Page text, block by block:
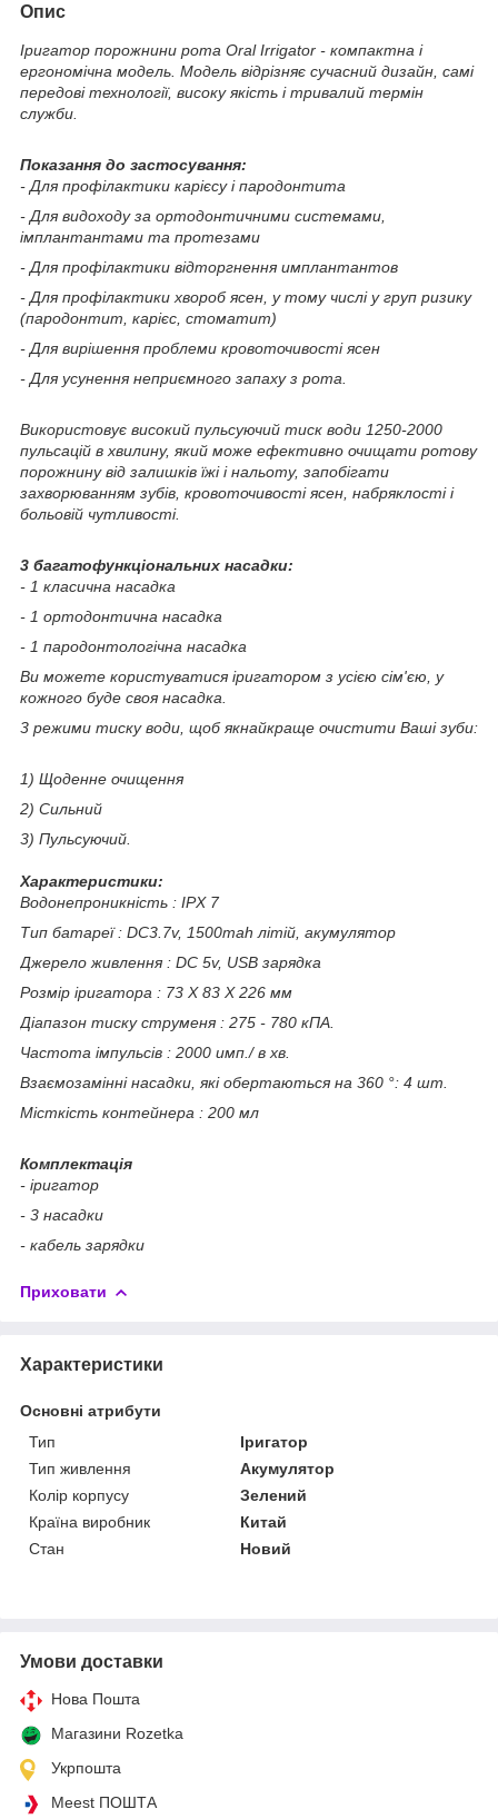
Опис
Іригатор порожнини рота Oral Irrigator - компактна і
ергономічна модель. Модель відрізняє сучасний дизайн, самі
передові технології, високу якість і тривалий термін
служби.
Показання до застосування:
- Для профілактики карієсу і пародонтита
- Для видоходу за ортодонтичними системами,
імплантантами та протезами
- Для профілактики відторгнення имплантантов
- Для профілактики хвороб ясен, у тому числі у груп ризику
(пародонтит, карієс, стоматит)
- Для вирішення проблеми кровоточивості ясен
- Для усунення неприємного запаху з рота.
Використовує високий пульсуючий тиск води 1250-2000
пульсацій в хвилину, який може ефективно очищати ротову
порожнину від залишків їжі і нальоту, запобігати
захворюванням зубів, кровоточивості ясен, набряклості і
больовій чутливості.
3 багатофункціональних насадки:
- 1 класична насадка
- 1 ортодонтична насадка
- 1 пародонтологічна насадка
Ви можете користуватися іригатором з усією сім'єю, у
кожного буде своя насадка.
3 режими тиску води, щоб якнайкраще очистити Ваші зуби:
1) Щоденне очищення
2) Сильний
3) Пульсуючий.
Характеристики:
Водонепроникність : IPX 7
Тип батареї : DC3.7v, 1500mah літій, акумулятор
Джерело живлення : DC 5v, USB зарядка
Розмір іригатора : 73 X 83 X 226 мм
Діапазон тиску струменя : 275 - 780 кПА.
Частота імпульсів : 2000 имп./ в хв.
Взаємозамінні насадки, які обертаються на 360 °: 4 шт.
Місткість контейнера : 200 мл
Комплектація
- іригатор
- 3 насадки
- кабель зарядки
Приховати
Характеристики
Основні атрибути
Тип
Іригатор
Тип живлення
Акумулятор
Колір корпусу
Зелений
Країна виробник
Китай
Стан
Новий
Умови доставки
Нова Пошта
Магазини Rozetka
Укрпошта
Meest ПОШТА